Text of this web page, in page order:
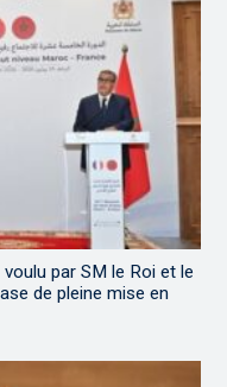
par SM le Roi et le
de pleine mise en